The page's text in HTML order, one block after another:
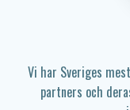
Vi har Sveriges
partners och